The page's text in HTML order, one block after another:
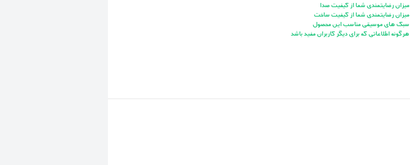
میزان رضایتمندی شما از کیفیت صدا
میزان رضایتمندی شما از کیفیت ساخت
سبک های موسیقی مناسب این محصول
هرگونه اطلاعاتی که برای دیگر کاربران مفید باشد